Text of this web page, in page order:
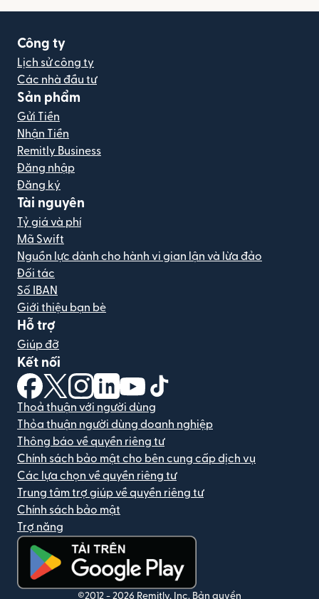
Công ty
Lịch sử công ty
Các nhà đầu tư
Sản phẩm
Gửi Tiền
Nhận Tiền
Remitly Business
Đăng nhập
Đăng ký
Tài nguyên
Tỷ giá và phí
Mã Swift
Nguồn lực dành cho hành vi gian lận và lừa đảo
Đối tác
Số IBAN
Giới thiệu bạn bè
Hỗ trợ
Giúp đỡ
Kết nối
(mở trong cửa sổ mới)
(mở trong cửa sổ mới)
(mở trong cửa sổ mới)
(mở trong cửa sổ mới)
(mở trong cửa sổ mới)
Thoả thuận với người dùng
Thỏa thuận người dùng doanh nghiệp
Thông báo về quyền riêng tư
Chính sách bảo mật cho bên cung cấp dịch vụ
Các lựa chọn về quyền riêng tư
Trung tâm trợ giúp về quyền riêng tư
Chính sách bảo mật
Trợ năng
©2012 - 2026 Remitly, Inc. Bản quyền